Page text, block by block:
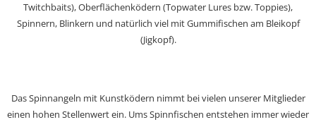
Twitchbaits), Oberflächenködern (Topwater Lures bzw. Toppies),
Spinnern, Blinkern und natürlich viel mit Gummifischen am Bleikopf
(Jigkopf).
Das Spinnangeln mit Kunstködern nimmt bei vielen unserer Mitglieder
einen hohen Stellenwert ein. Ums Spinnfischen entstehen immer wieder